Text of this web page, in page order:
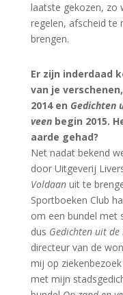
laatste gekozen, zo
regelen, afscheid te
brengen.
Er zijn inderdaad
van je
2014 en Gedichten
veenbegin 2015.
aarde gehad?
Net nadat bekend
door Uitgeverij
Voldaanuit te
Sportboeken Club
om een bundel met
dus Gedichten uit de
directeur van de
mij op
met mijn